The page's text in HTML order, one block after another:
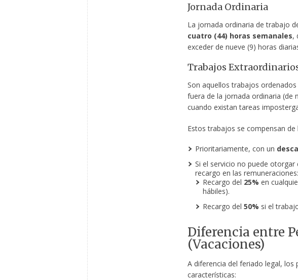
Jornada Ordinaria
La jornada ordinaria de trabajo
cuatro (44) horas semanales,
exceder de nueve (9) horas
Trabajos
Son aquellos trabajos
fuera de la jornada ordinaria (de
cuando existan tareas
Estos trabajos se compensan de
Prioritariamente, con un
Si el servicio no puede
recargo en las remuneraciones:
Recargo del 25% en
hábiles).
Recargo del 50% si el
Diferencia entre
(Vacaciones)
A diferencia del feriado legal, los
características: